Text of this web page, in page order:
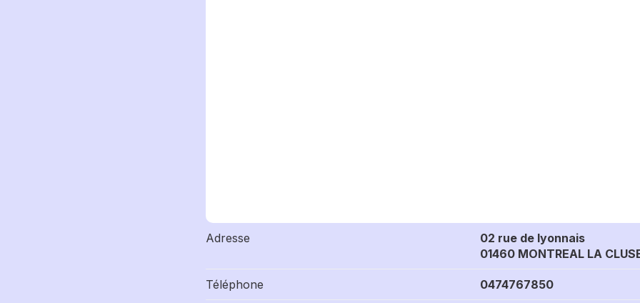
Adresse
02 rue de lyonnais
01460 MONTREAL LA
Téléphone 0474767850